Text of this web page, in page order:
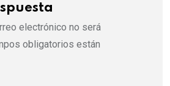
electrónico no será
obligatorios están